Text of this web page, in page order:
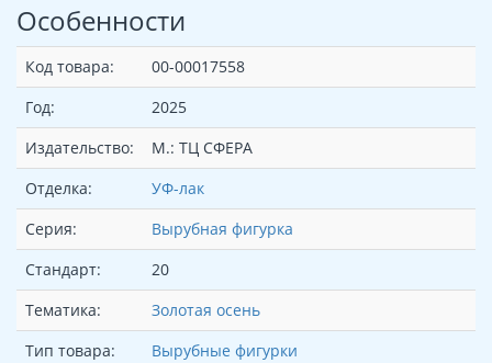
Особенности
Код товара:
00-00017558
Год:
2025
Издательство:
М.: ТЦ СФЕРА
Отделка:
УФ-лак
Серия:
Вырубная фигурка
Стандарт:
20
Тематика:
Золотая осень
Тип товара:
Вырубные фигурки